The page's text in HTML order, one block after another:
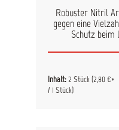
Robuster Nitril
gegen eine
Schutz beim
Griffigkeit
mehrmalige
gründliche
Inhalt:2 Stück(2,80 €*
/ 1 Stück)